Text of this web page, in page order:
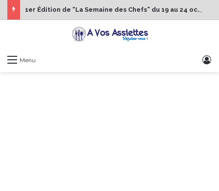
1er Édition de “La Semaine des Chefs” du 19 au 24 octobre 2026
Menu